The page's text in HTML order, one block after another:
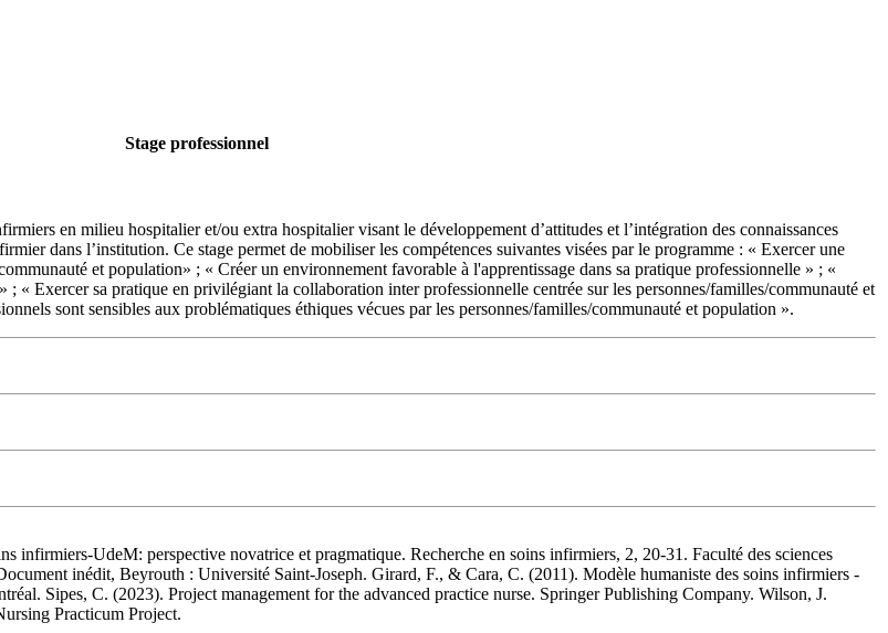
Stage professionnel
en milieu hospitalier et/ou extra hospitalier visant le développement d’attitudes et l’intégration des connaissances
dans l’institution. Ce stage permet de mobiliser les compétences suivantes visées par le programme : « Exercer une
et population» ; « Créer un environnement favorable à l'apprentissage dans sa pratique professionnelle » ; «
« Exercer sa pratique en privilégiant la collaboration inter professionnelle centrée sur les personnes/familles/communauté et
sont sensibles aux problématiques éthiques vécues par les personnes/familles/communauté et population ».
UdeM: perspective novatrice et pragmatique. Recherche en soins infirmiers, 2, 20-31. Faculté des sciences
inédit, Beyrouth : Université Saint-Joseph. Girard, F., & Cara, C. (2011). Modèle humaniste des soins infirmiers -
Sipes, C. (2023). Project management for the advanced practice nurse. Springer Publishing Company. Wilson, J.
Practicum Project.